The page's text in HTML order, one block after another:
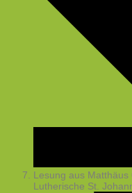
Lesung aus Matthäus
Lutherische St.